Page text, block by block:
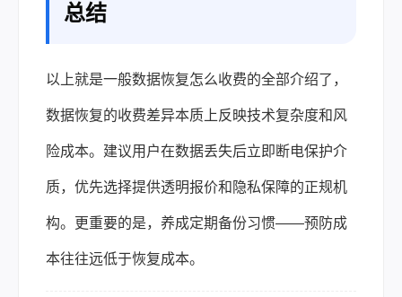
总结
以上就是一般数据恢复怎么收费的全部介绍了，
数据恢复的收费差异本质上反映技术复杂度和风
险成本。建议用户在数据丢失后立即断电保护介
质，优先选择提供透明报价和隐私保障的正规机
构。更重要的是，养成定期备份习惯——预防成
本往往远低于恢复成本。